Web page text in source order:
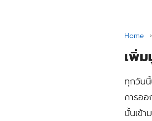
Home ›
เพิ่
ทุกวัน
การอ
นั้นเข้า